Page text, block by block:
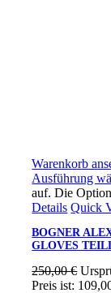
Warenkorb
Ausführung
auf. Die
Details Quick
BOGNER
GLOVES
250,00€
Preis ist: